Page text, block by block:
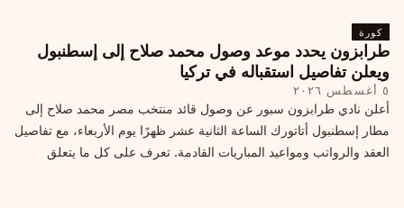
كورة
طرابزون يحدد موعد وصول محمد صلاح إلى إسطنبول
ويعلن تفاصيل استقباله في تركيا
٥ أغسطس ٢٠٢٦
أعلن نادي طرابزون سبور عن وصول قائد منتخب مصر محمد صلاح إلى
مطار إسطنبول أتاتورك الساعة الثانية عشر ظهرًا يوم الأربعاء، مع تفاصيل
العقد والرواتب ومواعيد المباريات القادمة. تعرف على كل ما يتعلق